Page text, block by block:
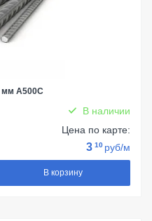
мм А500С
В наличии
Цена по карте:
3 10 руб/м
В корзину